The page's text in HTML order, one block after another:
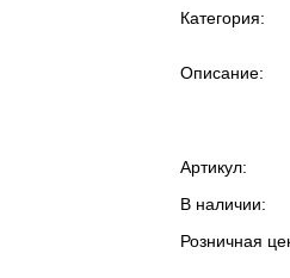
Категория:
Описание:
Артикул:
В наличии:
Розничная